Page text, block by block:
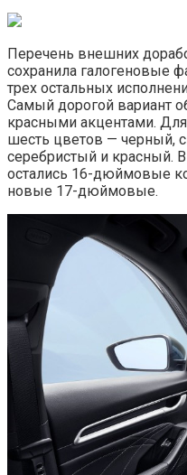
Перечень внешних
сохранила галогеновые
трех остальных
Самый дорогой вариант
красными акцентами.
шесть цветов — черный,
серебристый и красный.
остались 16-дюймовые
новые 17-дюймовые.